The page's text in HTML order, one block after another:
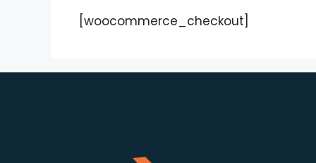
[woocommerce_checkout]